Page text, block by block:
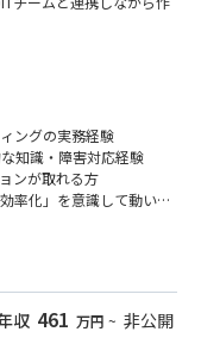
日常的なやり取りを通じ
導・育成する。また、エ
援し、エスカレーション
連携する。また、顧客の
やエスカレーション期間
率性の向上に重点を置
ェッショナルに対応す
活用し、新たな追加ニー
に適切な情報を提供す
解消）等
存のプログラムをもと
ます。
がらシステムの移行やネ
ングの実務経験
知識・障害対応経験
ンが取れる方
率化」を意識して動いた
、見積り確認、導入調整
収 461 万円 ~ 非公開